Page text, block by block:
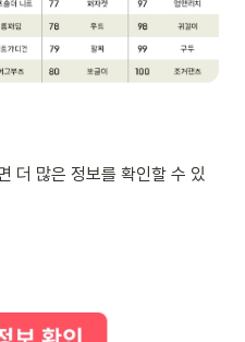
더 많은 정보를 확인할 수 있